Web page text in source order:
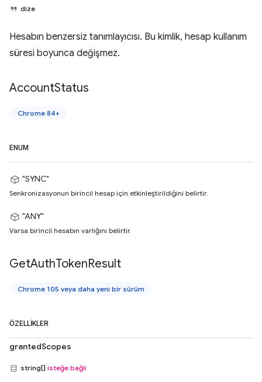
dize
Hesabın benzersiz tanımlayıcısı. Bu kimlik, hesap kullanım
süresi boyunca değişmez.
AccountStatus
Chrome 84+
ENUM
"SYNC"
Senkronizasyonun birincil hesap için etkinleştirildiğini belirtir.
"ANY"
Varsa birincil hesabın varlığını belirtir.
GetAuthTokenResult
Chrome 105 veya daha yeni bir sürüm
ÖZELLIKLER
grantedScopes
string[] isteğe bağlı